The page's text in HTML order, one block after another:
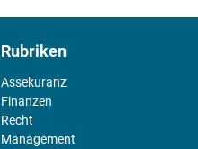
Rubriken
Assekuranz
Finanzen
Recht
Management